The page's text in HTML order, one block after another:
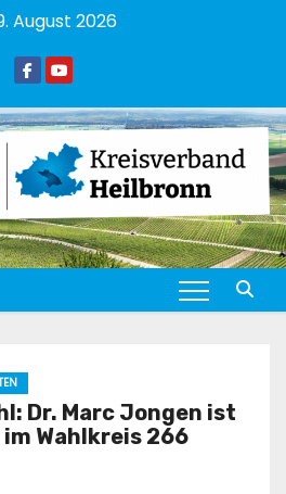
August 2026
Dr. Marc Jongen ist
Wahlkreis 266